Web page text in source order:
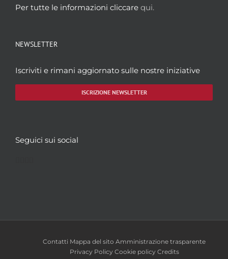
Per tutte le informazioni cliccare qui.
NEWSLETTER
Iscriviti e rimani aggiornato sulle nostre iniziative
ISCRIZIONE NEWSLETTER
Seguici sui social
Contatti Mappa del sito Amministrazione trasparente
Privacy Policy Cookie policy Credits